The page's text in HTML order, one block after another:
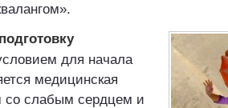
для начала
медицинская
со слабым сердцем и